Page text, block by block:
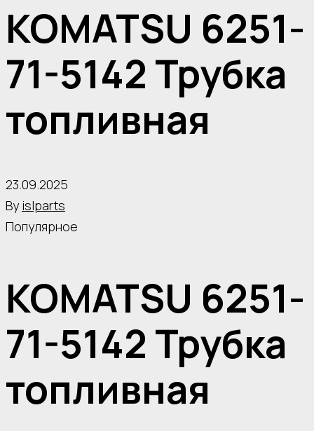
KOMATSU 6251-
71-5142 Трубка
топливная
23.09.2025
By islparts
Популярное
KOMATSU 6251-
71-5142 Трубка
топливная